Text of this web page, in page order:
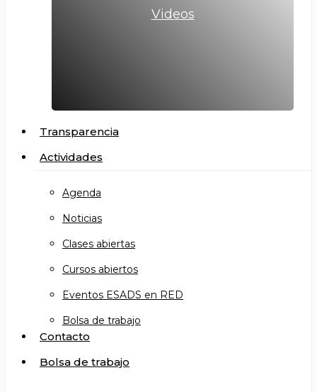
Videos
Transparencia
Actividades
Agenda
Noticias
Clases abiertas
Cursos abiertos
Eventos ESADS en RED
Bolsa de trabajo
Contacto
Bolsa de trabajo